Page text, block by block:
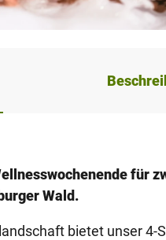
für
Wald.
bietet unser